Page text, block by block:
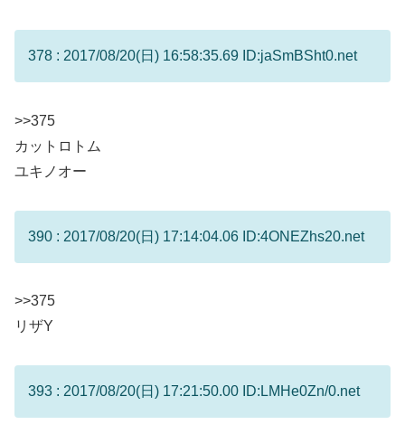
378 : 2017/08/20(日) 16:58:35.69 ID:jaSmBSht0.net
>>375
カットロトム
ユキノオー
390 : 2017/08/20(日) 17:14:04.06 ID:4ONEZhs20.net
>>375
リザY
393 : 2017/08/20(日) 17:21:50.00 ID:LMHe0Zn/0.net